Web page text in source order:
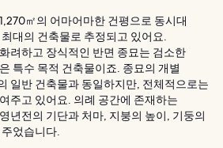
㎡의 어마어마한 건평으로 동시대
대의 건축물로 추정되고 있어요.
려하고 장식적인 반면 종묘는 검소한
특수 목적 건축물이죠. 종묘의 개별
일반 건축물과 동일하지만, 전체적으로는
주고 있어요. 의례 공간에 존재하는
년전의 기단과 처마, 지붕의 높이, 기둥의
었습니다.